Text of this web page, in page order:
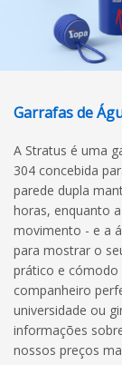
Garrafas de
A Stratus é uma
304 concebida
parede dupla
horas, enquanto
movimento - e a
para mostrar o
prático e cómodo
companheiro
universidade ou
informações
nossos preços